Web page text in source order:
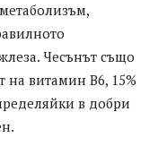
Чесънът също
на витамин В6, 15%
в добри